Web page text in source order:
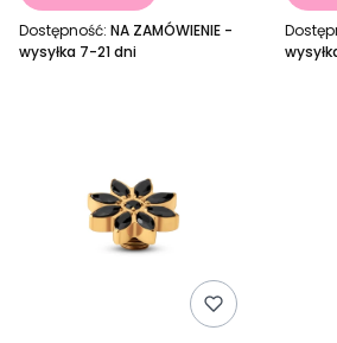
Dostępność: NA ZAMÓWIENIE -
wysyłka 7-21 dni